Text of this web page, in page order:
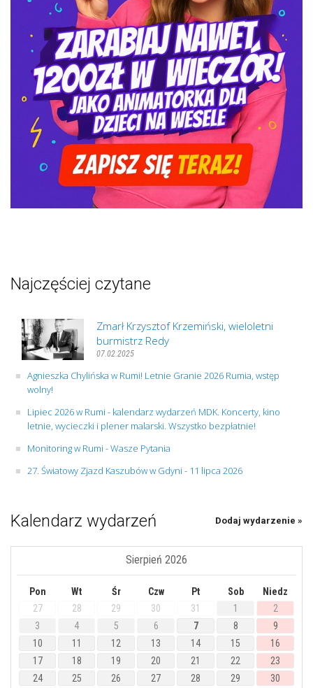
Najczęściej czytane
Zmarł Krzysztof Krzemiński, wieloletni
burmistrz Redy
07.02.2025
Agnieszka Chylińska w Rumi! Letnie Granie 2026 Rumia, wstęp
wolny!
Lipiec 2026 w Rumi - kalendarz wydarzeń MDK. Koncerty, kino
letnie, wycieczki i plener malarski. Wszystko bezpłatnie!
Monitoring w Rumi - Wasze Pytania
27. Światowy Zjazd Kaszubów w Gdyni - 11 lipca 2026
Kalendarz wydarzeń Dodaj wydarzenie »
Sierpień 2026
Pon Wt Śr Czw Pt Sob
Niedz
27
28 29 30 31 1
2
3
4 5 6 7 8
9
10
11 12 13 14 15
16
17
18 19 20 21 22
23
24
25 26 27 28 29
30